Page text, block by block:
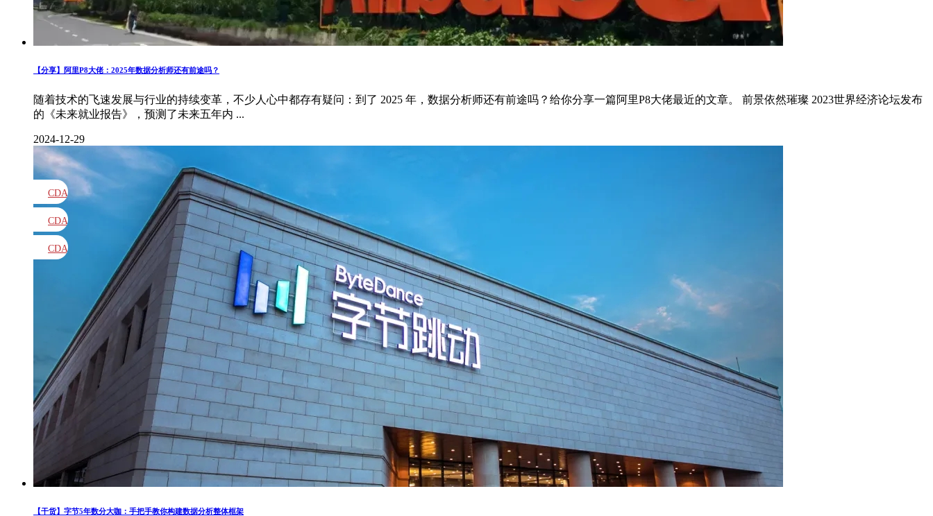
【分享】阿里P8大佬：2025年数据分析师还有前途吗？
随着技术的飞速发展与行业的持续变革，不少人心中都存有疑问：到了 2025 年，数据分析师还有前途吗？给你分享一篇阿里P8大佬最近的文章。 前景依然璀璨 2023世界经济论坛发布
的《未来就业报告》，预测了未来五年内 ...
2024-12-29
【干货】字节5年数分大咖：手把手教你构建数据分析整体框架
CDA
教材
CDA
题库
CDA